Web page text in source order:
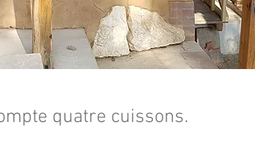
quatre cuissons.